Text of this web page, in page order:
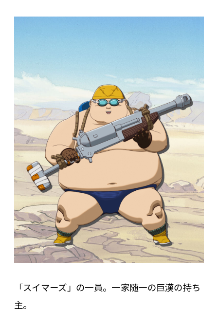
「スイマーズ」の一員。一家随一の巨漢の持ち
主。